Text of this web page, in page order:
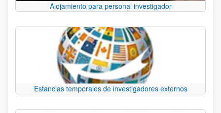
Alojamiento para personal investigador
Estancias temporales de investigadores externos